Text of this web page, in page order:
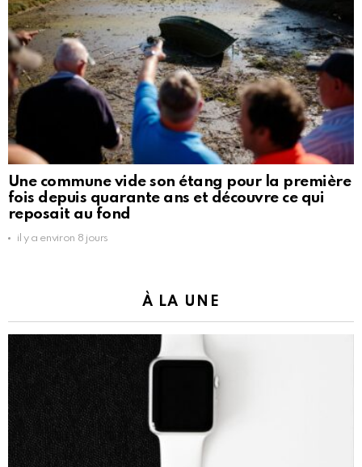
Une commune vide son étang pour la première
fois depuis quarante ans et découvre ce qui
reposait au fond
il y a environ 8 jours
À LA UNE